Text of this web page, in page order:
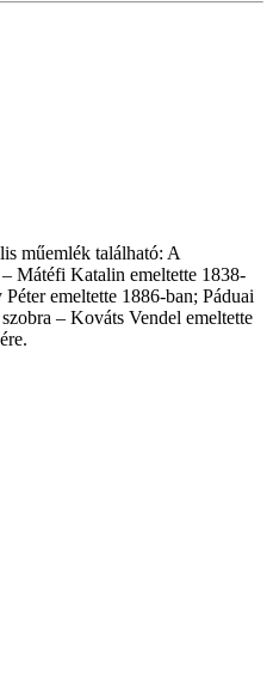
műemlék található: A
Mátéfi Katalin emeltette 1838-
emeltette 1886-ban; Páduai
– Kováts Vendel emeltette